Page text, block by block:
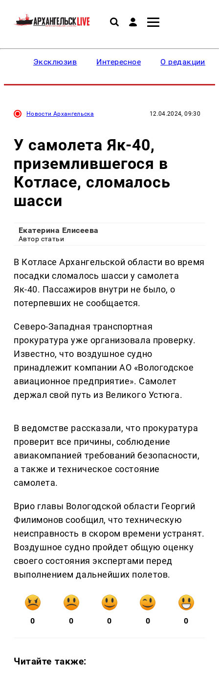
Эксклюзив Интересное О редакции
Новости Архангельска 12.04.2024, 09:30
У самолета Як-40,
приземлившегося в
Котласе, сломалось
шасси
Екатерина Елисеева
Автор статьи
В Котласе Архангельской области во время
посадки сломалось шасси у самолета
Як-40. Пассажиров внутри не было, о
потерпевших не сообщается.
Северо-Западная транспортная
прокуратура уже организовала проверку.
Известно, что воздушное судно
принадлежит компании АО «Вологодское
авиационное предприятие». Самолет
держал свой путь из Великого Устюга.
В ведомстве рассказали, что прокуратура
проверит все причины, соблюдение
авиакомпанией требований безопасности,
а также и техническое состояние
самолета.
Врио главы Вологодской области Георгий
Филимонов сообщил, что техническую
неисправность в скором времени устранят.
Воздушное судно пройдет общую оценку
своего состояния экспертами перед
выполнением дальнейших полетов.
0 0 0 0 0
Читайте также: